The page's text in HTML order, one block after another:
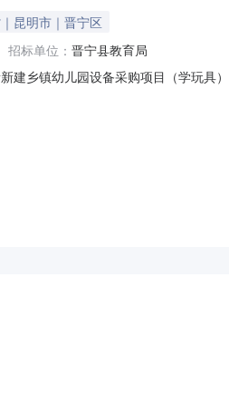
昆明市｜晋宁区
招标单位： 晋宁县教育局
建乡镇幼儿园设备采购项目（学玩具
：00开标地点晋宁县公共资源交易